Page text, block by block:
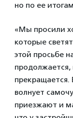
но по ее
«Мы просили
которые
этой просьбе
продолжается,
прекращается.
волнует
приезжают и